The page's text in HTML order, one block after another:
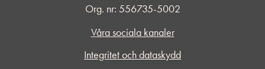
Org. nr: 556735-5002
Våra sociala kanaler
Integritet och dataskydd